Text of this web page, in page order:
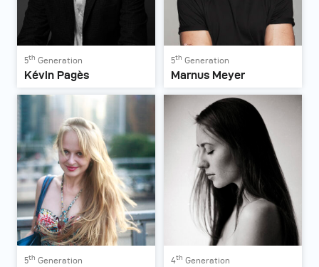
5th Generation
Kévin Pagès
5th Generation
Marnus Meyer
5th Generation 4th Generation